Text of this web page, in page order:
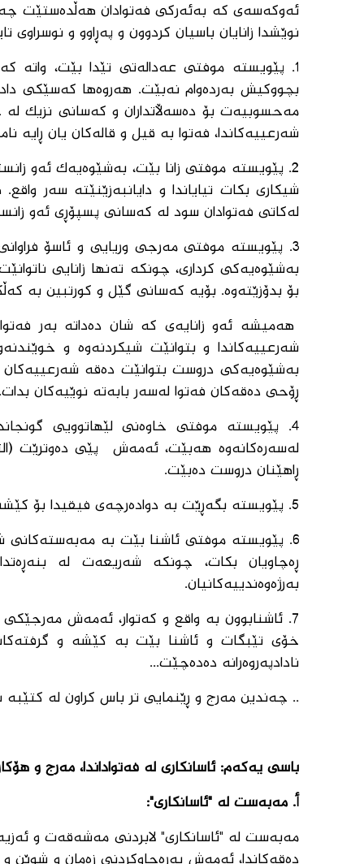
ئەوكەسەی كە بەئەركی فەتوادان هەڵدەستێت
نوێشدا زانایان باسیان كردوون و پەڕاوو و نوسراوی
1. پێویستە موفتی عەدالەتی تێدا بێت، واتە
بچووكیش بەردەوام نەبێت. هەروەها كەسێكی
مەحسوبیەت بۆ دەسەڵاتداران و كەسانی نزیك
شەرعییەكاندا، فەتوا بە قیل و قالەكان یان
2. پێویستە موفتی زانا بێت، بەشێوەیەك ئەو
شیكاری بكات تیایاندا و دایانبەزێنێتە سەر
لەكاتی فەتوادان سود لە كەسانی پسپۆڕی ئەو
3. پێویستە موفتی مەرجی وریایی و ئاسۆ
بەشێوەیەكی كرداری، چونكە تەنها زانایی
بۆ بدۆزێتەوە. بۆیە كەسانی گێل و كورتبین بە
هەمیشە ئەو زانایەی كە شان دەداتە بەر
شەرعییەكاندا و بتوانێت شیكردنەوە و
بەشێوەیەكی دروست بتوانێت دەقە شەرعییەكان
ڕۆحی دەقەكان فەتوا لەسەر بابەتە نوێیەكان
4. پێویستە موفتی خاوەنی لێهاتوویی
لەسەرەكانەوە هەبێت، ئەمەش پێی دەوترێت
ڕاهێنان دروست دەبێت.
5. پێویستە بگەڕێت بە دوادەرچەی فیقیدا بۆ كێشە و پرسیارەكان -تا بگونجێت- لە سنووری شەرعدا ئاسانكاری بكات.
6. پێویستە موفتی ئاشنا بێت بە مەبەستەكانی
ڕەچاویان بكات، چونكە شەریعەت لە
بەرژەوەندییەكانیان.
7. ئاشنابوون بە واقع و كەتوار، ئەمەش
خۆی تێبگات و ئاشنا بێت بە كێشە و
نادادپەروەرانە دەدەچێت...
.. چەندین مەرج و ڕێنمایی تر باس كراون لە كتێبە
باسی یەكەم: ئاسانكاری لە فەتواداندا، مەرج و
أ. مەبەست لە "ئاسانكاری":
مەبەست لە "ئاسانكاری" لابردنی مەشەقەت و